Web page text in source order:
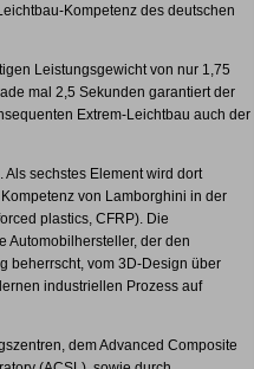
Kompetenz des deutschen
Leistungsgewicht von nur 1,75
mal 2,5 Sekunden garantiert der
Extrem-Leichtbau auch der
sechstes Element wird dort
von Lamborghini in der
plastics, CFRP). Die
Automobilhersteller, der den
beherrscht, vom 3D-Design über
industriellen Prozess auf
dem Advanced Composite